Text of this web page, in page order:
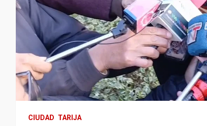
CIUDAD TARIJA